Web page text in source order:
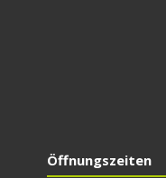
Öffnungszeiten